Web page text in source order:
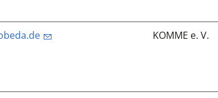
KOMME e. V.